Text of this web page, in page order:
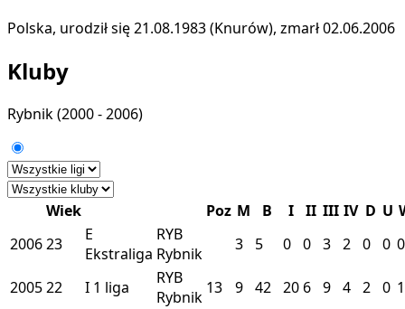
Polska, urodził się 21.08.1983 (Knurów), zmarł 02.06.2006
Kluby
Rybnik(2000 - 2006)
Wiek Poz M B I II III IV D U
200623
E
Ekstraliga
RYB
Rybnik
3 5 0 0 3 2 0 0 0
200522 I 1 liga
RYB
Rybnik 13 9 42 20 6 9 4 2 0 1